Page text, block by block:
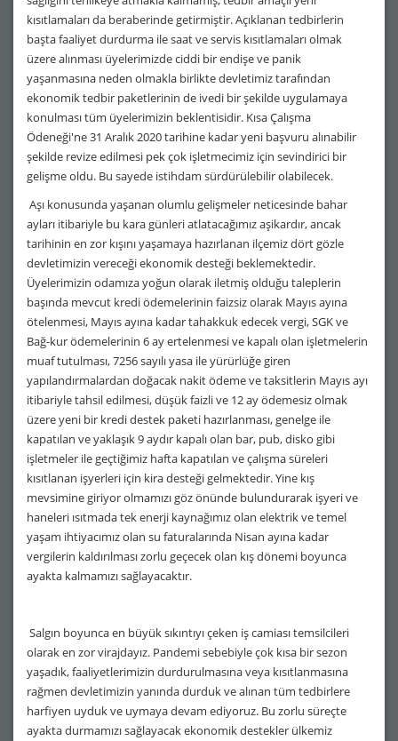
kısıtlamaları da beraberinde getirmiştir. Açıklanan tedbirlerin
başta faaliyet durdurma ile saat ve servis kısıtlamaları olmak
üzere alınması üyelerimizde ciddi bir endişe ve panik
yaşanmasına neden olmakla birlikte devletimiz tarafından
ekonomik tedbir paketlerinin de ivedi bir şekilde uygulamaya
konulması tüm üyelerimizin beklentisidir. Kısa Çalışma
Ödeneği'ne 31 Aralık 2020 tarihine kadar yeni başvuru alınabilir
şekilde revize edilmesi pek çok işletmecimiz için sevindirici bir
gelişme oldu. Bu sayede istihdam sürdürülebilir olabilecek.
Aşı konusunda yaşanan olumlu gelişmeler neticesinde bahar
ayları itibariyle bu kara günleri atlatacağımız aşikardır, ancak
tarihinin en zor kışını yaşamaya hazırlanan ilçemiz dört gözle
devletimizin vereceği ekonomik desteği beklemektedir.
Üyelerimizin odamıza yoğun olarak iletmiş olduğu taleplerin
başında mevcut kredi ödemelerinin faizsiz olarak Mayıs ayına
ötelenmesi, Mayıs ayına kadar tahakkuk edecek vergi, SGK ve
Bağ-kur ödemelerinin 6 ay ertelenmesi ve kapalı olan işletmelerin
muaf tutulması, 7256 sayılı yasa ile yürürlüğe giren
yapılandırmalardan doğacak nakit ödeme ve taksitlerin Mayıs ayı
itibariyle tahsil edilmesi, düşük faizli ve 12 ay ödemesiz olmak
üzere yeni bir kredi destek paketi hazırlanması, genelge ile
kapatılan ve yaklaşık 9 aydır kapalı olan bar, pub, disko gibi
işletmeler ile geçtiğimiz hafta kapatılan ve çalışma süreleri
kısıtlanan işyerleri için kira desteği gelmektedir. Yine kış
mevsimine giriyor olmamızı göz önünde bulundurarak işyeri ve
haneleri ısıtmada tek enerji kaynağımız olan elektrik ve temel
yaşam ihtiyacımız olan su faturalarında Nisan ayına kadar
vergilerin kaldırılması zorlu geçecek olan kış dönemi boyunca
ayakta kalmamızı sağlayacaktır.
Salgın boyunca en büyük sıkıntıyı çeken iş camiası temsilcileri
olarak en zor virajdayız. Pandemi sebebiyle çok kısa bir sezon
yaşadık, faaliyetlerimizin durdurulmasına veya kısıtlanmasına
rağmen devletimizin yanında durduk ve alınan tüm tedbirlere
harfiyen uyduk ve uymaya devam ediyoruz. Bu zorlu süreçte
ayakta durmamızı sağlayacak ekonomik destekler ülkemiz